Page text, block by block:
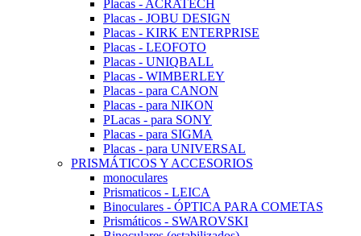
Placas - ACRATECH
Placas - JOBU DESIGN
Placas - KIRK ENTERPRISE
Placas - LEOFOTO
Placas - UNIQBALL
Placas - WIMBERLEY
Placas - para CANON
Placas - para NIKON
PLacas - para SONY
Placas - para SIGMA
Placas - para UNIVERSAL
PRISMÁTICOS Y ACCESORIOS
monoculares
Prismaticos - LEICA
Binoculares - ÓPTICA PARA COMETAS
Prismáticos - SWAROVSKI